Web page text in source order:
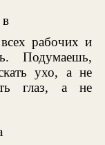
рабочих и
Подумаешь,
ухо, а не
глаз, а не